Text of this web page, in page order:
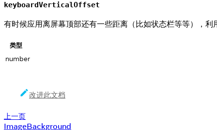
keyboardVerticalOffset
有时候应用离屏幕顶部还有一些距离（比如状态栏等等），
类型
number
改进此文档
上一页
ImageBackground